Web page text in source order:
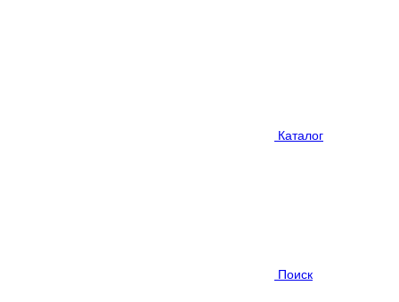
Каталог
Поиск